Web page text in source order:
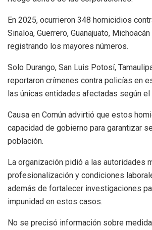
En 2025, ocurrieron 348 homicidios
Sinaloa, Guerrero, Guanajuato,
registrando los mayores números.
Solo Durango, San Luis Potosí,
reportaron crímenes contra policías en
las únicas entidades afectadas según el
Causa en Común advirtió que estos
capacidad de gobierno para garantizar
población.
La organización pidió a las autoridades
profesionalización y condiciones
además de fortalecer investigaciones
impunidad en estos casos.
No se precisó información sobre